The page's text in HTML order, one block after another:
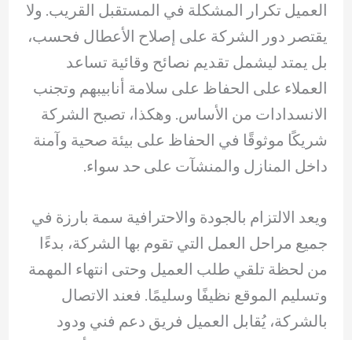
العميل تكرار المشكلة في المستقبل القريب. ولا
يقتصر دور الشركة على إصلاح الأعطال فحسب،
بل يمتد ليشمل تقديم نصائح وقائية تساعد
العملاء على الحفاظ على سلامة أنابيبهم وتجنب
الانسدادات من الأساس. وهكذا، تصبح الشركة
شريكًا موثوقًا في الحفاظ على بيئة صحية وآمنة
داخل المنازل والمنشآت على حد سواء.
ويعد الالتزام بالجودة والاحترافية سمة بارزة في
جميع مراحل العمل التي تقوم بها الشركة، بدءًا
من لحظة تلقي طلب العميل وحتى انتهاء المهمة
وتسليم الموقع نظيفًا وسليمًا. فعند الاتصال
بالشركة، يُقابل العميل فريق دعم فني ودود